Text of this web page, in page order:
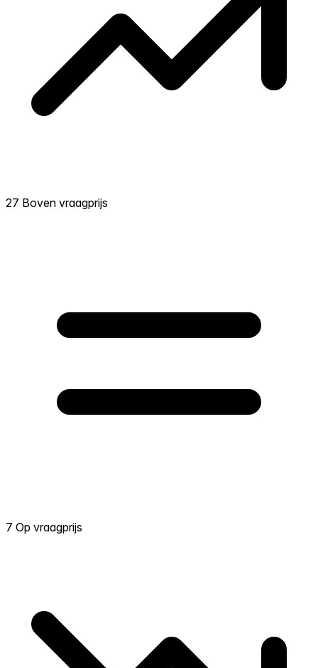
27 Boven vraagprijs
7 Op vraagprijs